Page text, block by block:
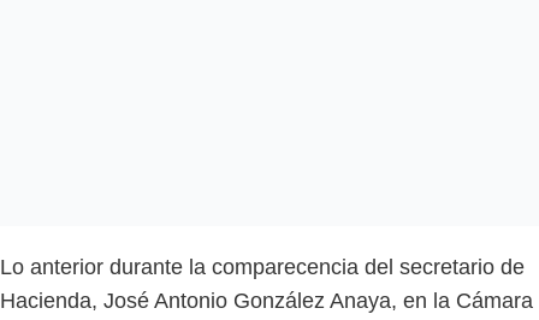
Lo anterior durante la comparecencia del secretario de
Hacienda, José Antonio González Anaya, en la Cámara